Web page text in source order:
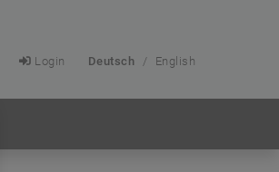
Login Deutsch / English